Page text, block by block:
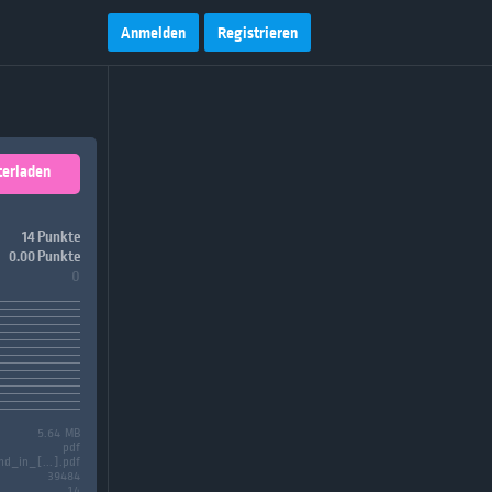
Anmelden Registrieren
14 Punkte
0.00 Punkte
0
5.64 MB
pdf
39484